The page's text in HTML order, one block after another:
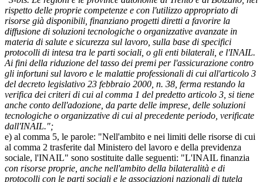
rispetto delle proprie competenze e con l'utilizzo appropriato di
risorse già disponibili, finanziano progetti diretti a favorire la
diffusione di soluzioni tecnologiche o organizzative avanzate in
materia di salute e sicurezza sul lavoro, sulla base di specifici
protocolli di intesa tra le parti sociali, o gli enti bilaterali, e l'INAIL.
Ai fini della riduzione del tasso dei premi per l'assicurazione contro
gli infortuni sul lavoro e le malattie professionali di cui all'articolo 3
del decreto legislativo 23 febbraio 2000, n. 38, ferma restando la
verifica dei criteri di cui al comma 1 del predetto articolo 3, si tiene
anche conto dell'adozione, da parte delle imprese, delle soluzioni
tecnologiche o organizzative di cui al precedente periodo, verificate
dall'INAIL.";
e) al comma 5, le parole: "Nell'ambito e nei limiti delle risorse di cui
al comma 2 trasferite dal Ministero del lavoro e della previdenza
sociale, l'INAIL" sono sostituite dalle seguenti: "L'INAIL finanzia
con risorse proprie, anche nell'ambito della bilateralità e di
protocolli con le parti sociali e le associazioni nazionali di tutela